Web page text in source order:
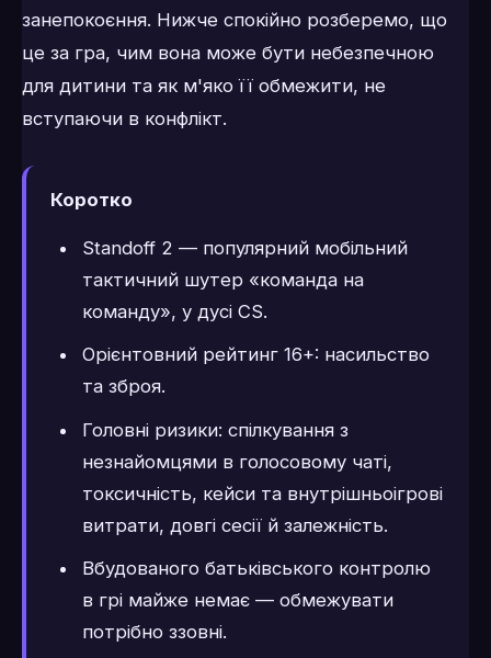
занепокоєння. Нижче спокійно розберемо, що
це за гра, чим вона може бути небезпечною
для дитини та як м'яко її обмежити, не
вступаючи в конфлікт.
Коротко
Standoff 2 — популярний мобільний
тактичний шутер «команда на
команду», у дусі CS.
Орієнтовний рейтинг 16+: насильство
та зброя.
Головні ризики: спілкування з
незнайомцями в голосовому чаті,
токсичність, кейси та внутрішньоігрові
витрати, довгі сесії й залежність.
Вбудованого батьківського контролю
в грі майже немає — обмежувати
потрібно ззовні.